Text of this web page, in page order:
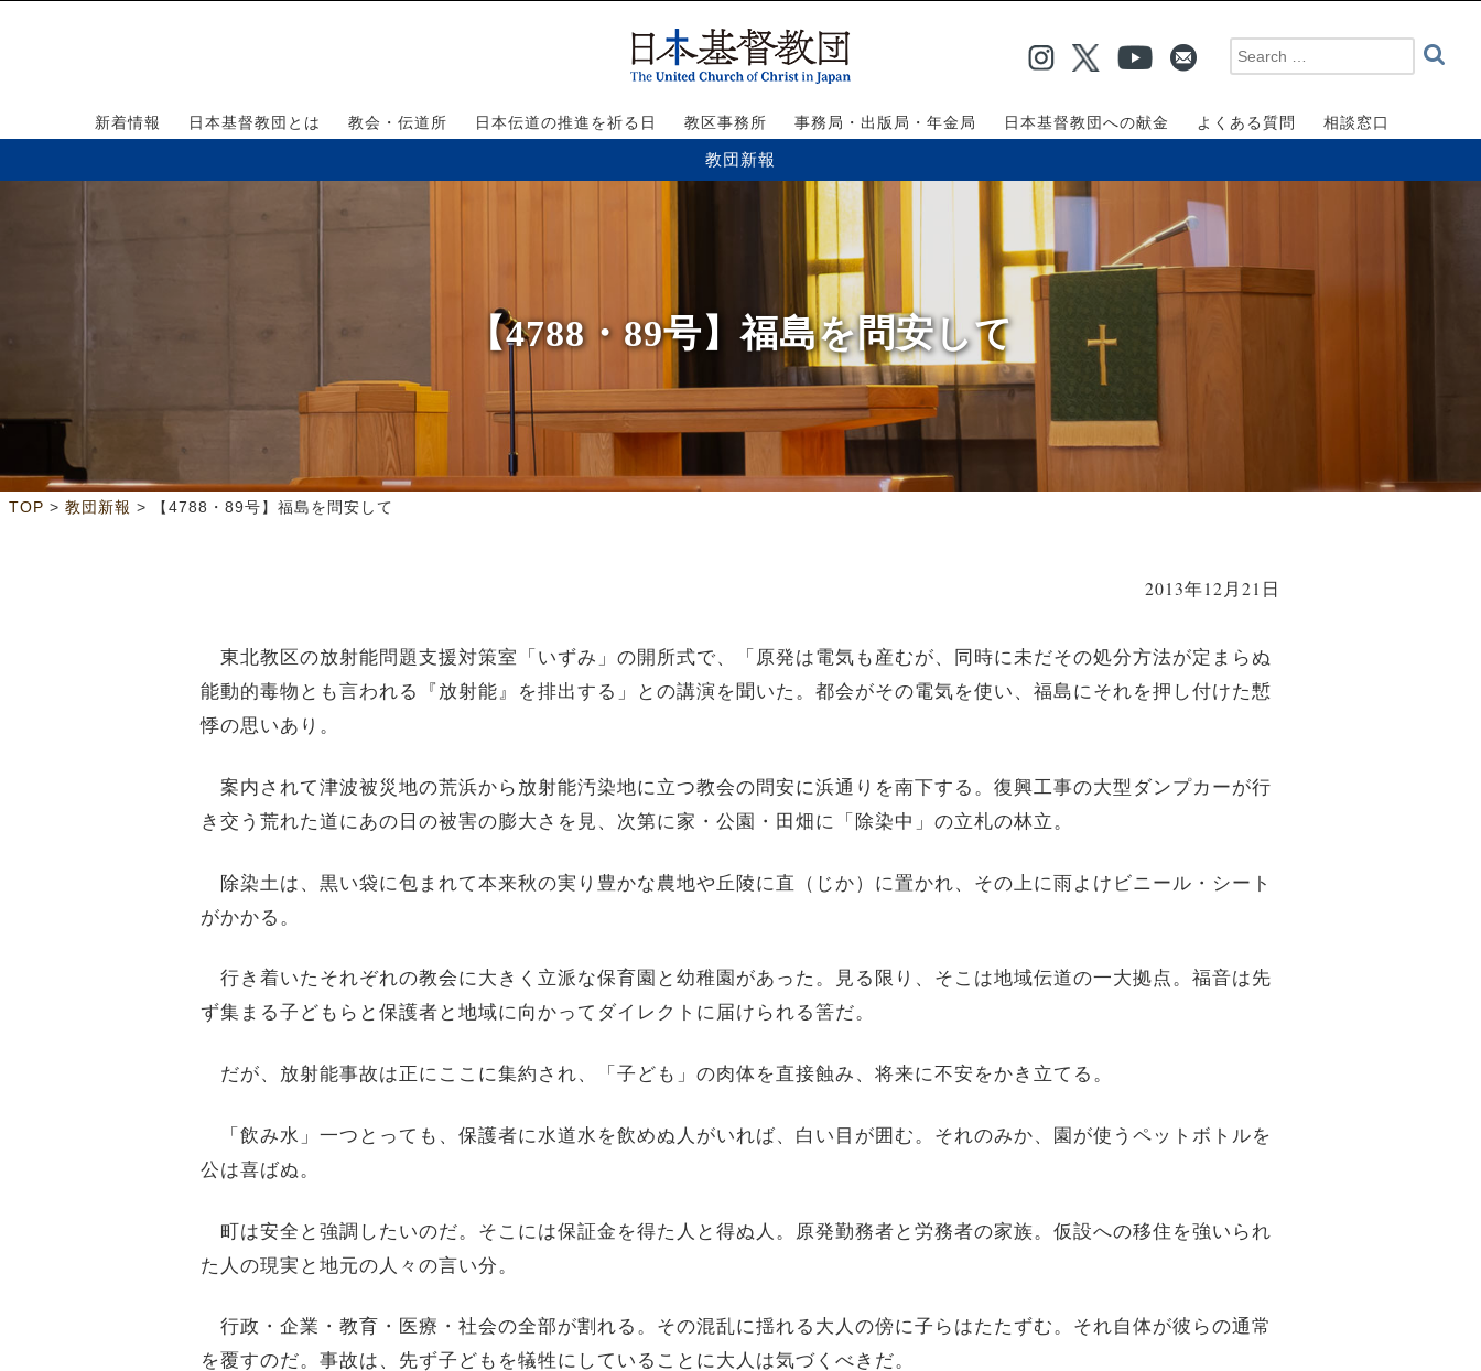
新着情報 日本基督教団とは 教会・伝道所 日本伝道の推進を祈る日 教区事務所 事務局・出版局・年金局 日本基督教団への献金 よくある質問 相談窓口
教団新報
【4788・89号】福島を問安して
TOP > 教団新報 > 【4788・89号】福島を問安して
2013年12月21日
東北教区の放射能問題支援対策室「いずみ」の開所式で、「原発は電気も産むが、同時に未だその処分方法が定まらぬ
能動的毒物とも言われる『放射能』を排出する」との講演を聞いた。都会がその電気を使い、福島にそれを押し付けた慙
悸の思いあり。
案内されて津波被災地の荒浜から放射能汚染地に立つ教会の問安に浜通りを南下する。復興工事の大型ダンプカーが行
き交う荒れた道にあの日の被害の膨大さを見、次第に家・公園・田畑に「除染中」の立札の林立。
除染土は、黒い袋に包まれて本来秋の実り豊かな農地や丘陵に直（じか）に置かれ、その上に雨よけビニール・シート
がかかる。
行き着いたそれぞれの教会に大きく立派な保育園と幼稚園があった。見る限り、そこは地域伝道の一大拠点。福音は先
ず集まる子どもらと保護者と地域に向かってダイレクトに届けられる筈だ。
だが、放射能事故は正にここに集約され、「子ども」の肉体を直接蝕み、将来に不安をかき立てる。
「飲み水」一つとっても、保護者に水道水を飲めぬ人がいれば、白い目が囲む。それのみか、園が使うペットボトルを
公は喜ばぬ。
町は安全と強調したいのだ。そこには保証金を得た人と得ぬ人。原発勤務者と労務者の家族。仮設への移住を強いられ
た人の現実と地元の人々の言い分。
行政・企業・教育・医療・社会の全部が割れる。その混乱に揺れる大人の傍に子らはたたずむ。それ自体が彼らの通常
を覆すのだ。事故は、先ず子どもを犠牲にしていることに大人は気づくべきだ。